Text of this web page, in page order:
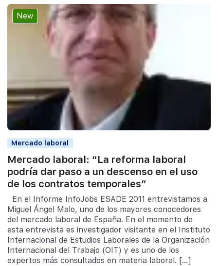
New
Mercado laboral
Mercado laboral: “La reforma laboral
podría dar paso a un descenso en el uso
de los contratos temporales”
En el Informe InfoJobs ESADE 2011 entrevistamos a
Miguel Ángel Malo, uno de los mayores conocedores
del mercado laboral de España. En el momento de
esta entrevista es investigador visitante en el Instituto
Internacional de Estudios Laborales de la Organización
Internacional del Trabajo (OIT) y es uno de los
expertos más consultados en materia laboral. […]